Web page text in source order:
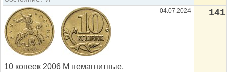
10 копеек 2006 М немагнитные,
04.07.2024 141